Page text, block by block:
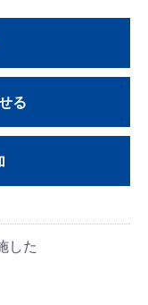
る
した